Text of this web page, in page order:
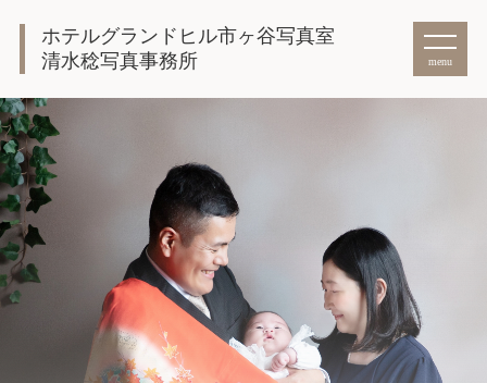
ホテルグランドヒル市ヶ谷写真室
清水稔写真事務所
menu